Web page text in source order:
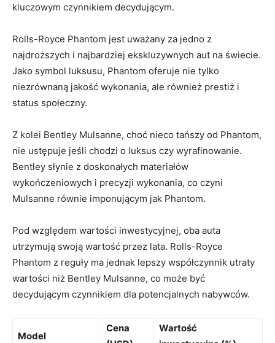
kluczowym czynnikiem decydującym.
Rolls-Royce Phantom jest uważany za jedno z
najdroższych i najbardziej ekskluzywnych aut na świecie.‌
Jako symbol luksusu, Phantom oferuje​ nie tylko
niezrównaną jakość wykonania, ale również prestiż i
status‍ społeczny.
Z kolei Bentley Mulsanne, choć nieco tańszy od Phantom,
nie ​ustępuje jeśli chodzi​ o ⁢luksus czy wyrafinowanie.
Bentley słynie z doskonałych materiałów‍
wykończeniowych i precyzji wykonania, co czyni
Mulsanne równie imponującym jak Phantom.
Pod względem wartości inwestycyjnej, oba auta ​
utrzymują swoją wartość przez lata. Rolls-Royce
Phantom z reguły ⁣ma jednak lepszy współczynnik utraty⁣
wartości niż Bentley Mulsanne,‌ co​ może być
⁤decydującym czynnikiem dla potencjalnych nabywców.
Model
Cena ​
Wartość